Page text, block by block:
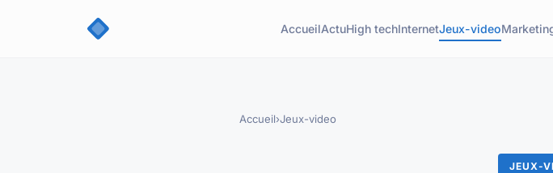
AccueilActuHigh techInternetJeux-video
Accueil›Jeux-video
JEUX-